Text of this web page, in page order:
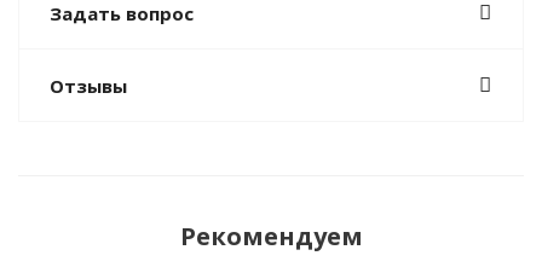
Задать вопрос
Отзывы
Рекомендуем